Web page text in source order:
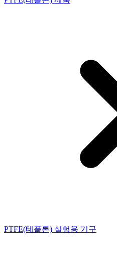
PTFE(테플론) 실험용 기구